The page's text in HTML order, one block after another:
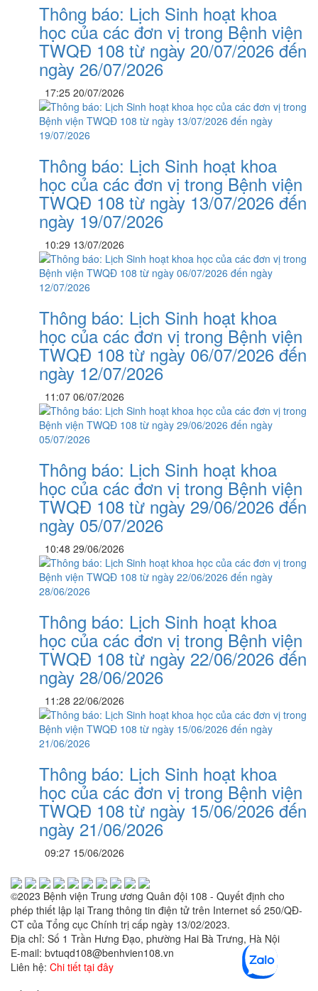
Thông báo: Lịch Sinh hoạt khoa
học của các đơn vị trong Bệnh viện
TWQĐ 108 từ ngày 20/07/2026 đến
ngày 26/07/2026
17:25 20/07/2026
Thông báo: Lịch Sinh hoạt khoa
học của các đơn vị trong Bệnh viện
TWQĐ 108 từ ngày 13/07/2026 đến
ngày 19/07/2026
10:29 13/07/2026
Thông báo: Lịch Sinh hoạt khoa
học của các đơn vị trong Bệnh viện
TWQĐ 108 từ ngày 06/07/2026 đến
ngày 12/07/2026
11:07 06/07/2026
Thông báo: Lịch Sinh hoạt khoa
học của các đơn vị trong Bệnh viện
TWQĐ 108 từ ngày 29/06/2026 đến
ngày 05/07/2026
10:48 29/06/2026
Thông báo: Lịch Sinh hoạt khoa
học của các đơn vị trong Bệnh viện
TWQĐ 108 từ ngày 22/06/2026 đến
ngày 28/06/2026
11:28 22/06/2026
Thông báo: Lịch Sinh hoạt khoa
học của các đơn vị trong Bệnh viện
TWQĐ 108 từ ngày 15/06/2026 đến
ngày 21/06/2026
09:27 15/06/2026
©2023 Bệnh viện Trung ương Quân đội 108 - Quyết định cho
phép thiết lập lại Trang thông tin điện tử trên Internet số 250/QĐ-
CT của Tổng cục Chính trị cấp ngày 13/02/2023.
Địa chỉ: Số 1 Trần Hưng Đạo, phường Hai Bà Trưng, Hà Nội
E-mail: bvtuqd108@benhvien108.vn
Liên hệ: Chi tiết tại đây